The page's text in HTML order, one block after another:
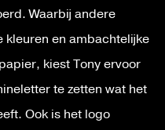
Waarbij andere
kleuren en ambachtelijke
kiest Tony ervoor
te zetten wat het
Ook is het logo